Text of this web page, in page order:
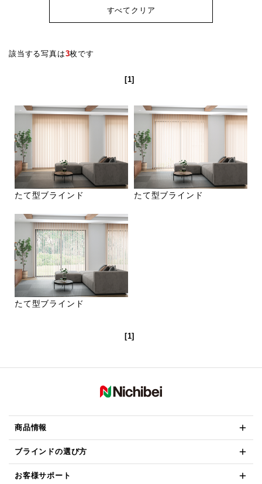
すべてクリア
該当する写真は3枚です
[1]
たて型ブラインド
たて型ブラインド
たて型ブラインド
[1]
商品情報
ブラインドの選び方
お客様サポート